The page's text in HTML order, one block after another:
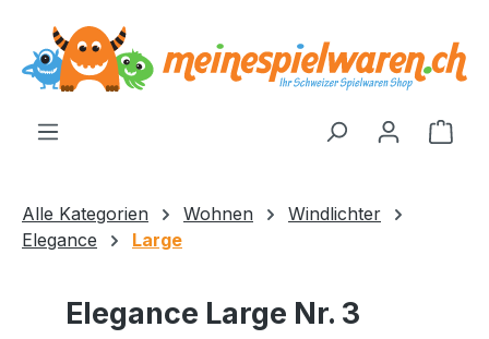
springen
Alle Kategorien Wohnen
Windlichter
Elegance
Large
Elegance Large Nr. 3